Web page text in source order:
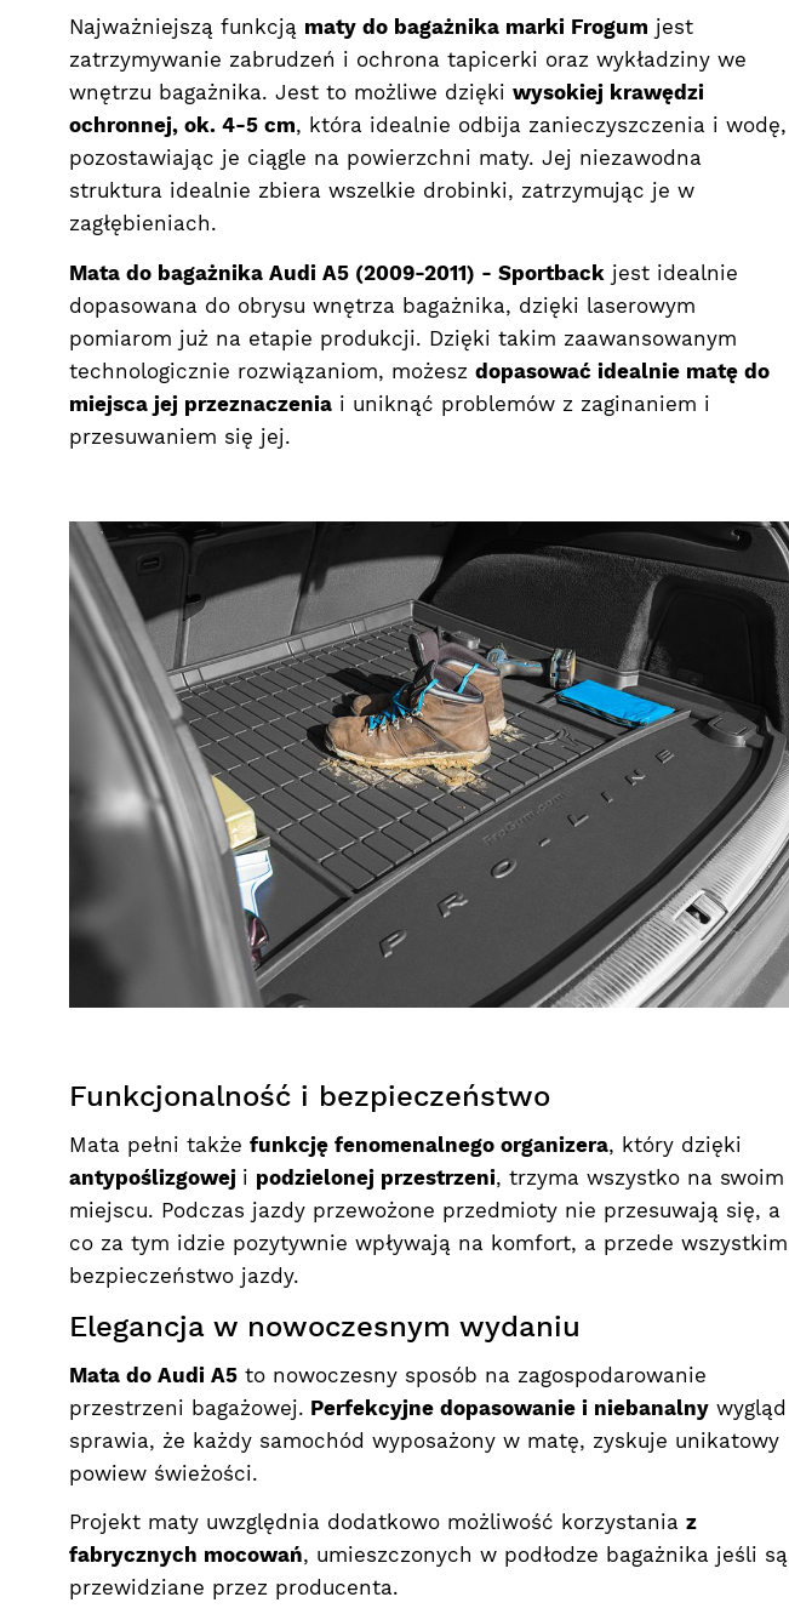
Najważniejszą funkcją maty do bagażnika marki Frogum jest
zatrzymywanie zabrudzeń i ochrona tapicerki oraz wykładziny we
wnętrzu bagażnika. Jest to możliwe dzięki wysokiej krawędzi
ochronnej, ok. 4-5 cm, która idealnie odbija zanieczyszczenia i wodę,
pozostawiając je ciągle na powierzchni maty. Jej niezawodna
struktura idealnie zbiera wszelkie drobinki, zatrzymując je w
zagłębieniach.
Mata do bagażnika Audi A5 (2009-2011) - Sportback jest idealnie
dopasowana do obrysu wnętrza bagażnika, dzięki laserowym
pomiarom już na etapie produkcji. Dzięki takim zaawansowanym
technologicznie rozwiązaniom, możesz dopasować idealnie matę do
miejsca jej przeznaczenia i uniknąć problemów z zaginaniem i
przesuwaniem się jej.
Funkcjonalność i bezpieczeństwo
Mata pełni także funkcję fenomenalnego organizera, który dzięki
antypoślizgowej i podzielonej przestrzeni, trzyma wszystko na swoim
miejscu. Podczas jazdy przewożone przedmioty nie przesuwają się, a
co za tym idzie pozytywnie wpływają na komfort, a przede wszystkim
bezpieczeństwo jazdy.
Elegancja w nowoczesnym wydaniu
Mata do Audi A5 to nowoczesny sposób na zagospodarowanie
przestrzeni bagażowej. Perfekcyjne dopasowanie i niebanalny wygląd
sprawia, że każdy samochód wyposażony w matę, zyskuje unikatowy
powiew świeżości.
Projekt maty uwzględnia dodatkowo możliwość korzystania z
fabrycznych mocowań, umieszczonych w podłodze bagażnika jeśli są
przewidziane przez producenta.